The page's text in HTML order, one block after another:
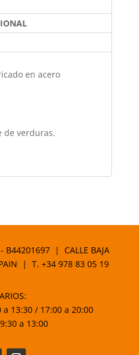
en acero
de verduras.
B44201697 | CALLE BAJA
| T.+34 978 83 05 19
a 13:30 / 17:00 a 20:00
a 13:00